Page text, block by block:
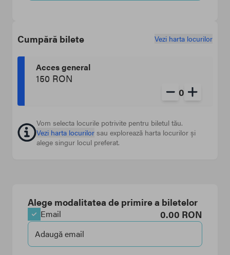
Cumpără bilete Vezi harta locurilor
Acces general
150 RON
0
Vom selecta locurile potrivite pentru biletul tău.
Vezi harta locurilor sau explorează harta locurilor și
alege singur locul preferat.
Alege modalitatea de primire a biletelor
Email 0.00 RON